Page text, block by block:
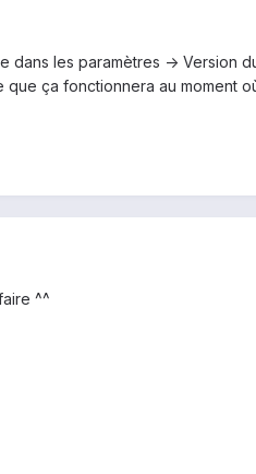
dans les paramètres ->
ça fonctionnera au moment
^^